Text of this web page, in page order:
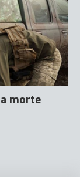
morte